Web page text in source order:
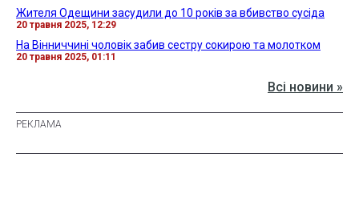
Жителя Одещини засудили до 10 років за вбивство сусіда
20 травня 2025, 12:29
На Вінниччині чоловік забив сестру сокирою та молотком
20 травня 2025, 01:11
Всі новини »